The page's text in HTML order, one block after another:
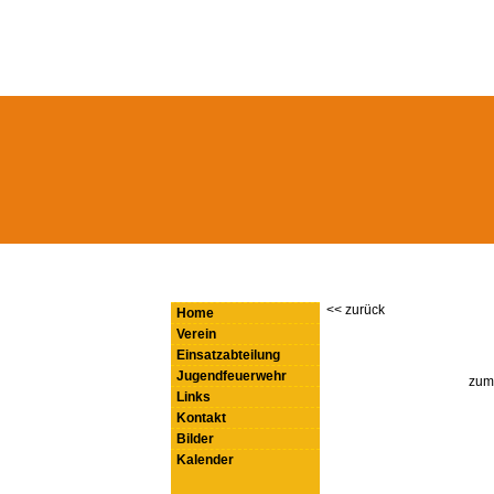
Home
Verein
Einsatzabteilung
Jugendfeuerwehr
Links
Kontakt
Bilder
Kalender
<< zurück